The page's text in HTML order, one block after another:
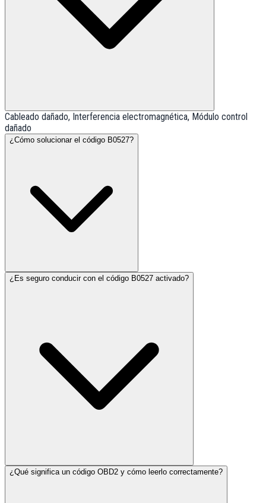
Cableado dañado, Interferencia electromagnética, Módulo control
dañado
¿Cómo solucionar el código B0527?
¿Es seguro conducir con el código B0527 activado?
¿Qué significa un código OBD2 y cómo leerlo correctamente?